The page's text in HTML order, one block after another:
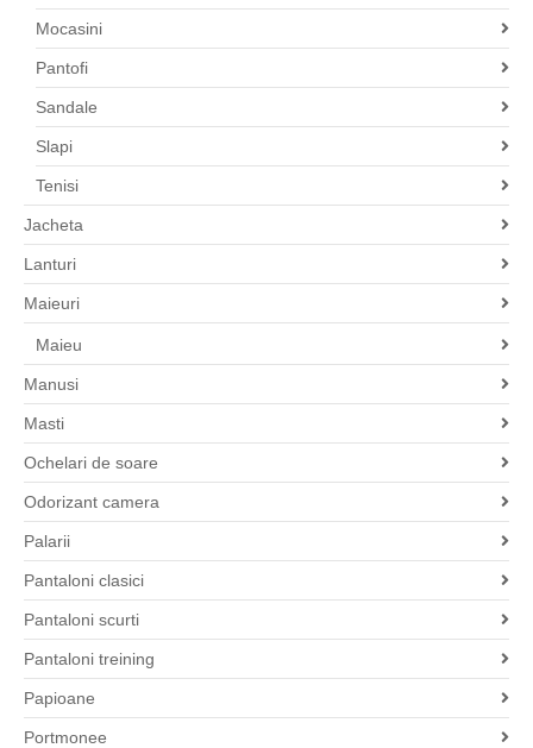
Mocasini
Pantofi
Sandale
Slapi
Tenisi
Jacheta
Lanturi
Maieuri
Maieu
Manusi
Masti
Ochelari de soare
Odorizant camera
Palarii
Pantaloni clasici
Pantaloni scurti
Pantaloni treining
Papioane
Portmonee